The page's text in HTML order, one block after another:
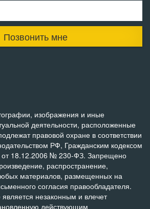
Позвонить мне
изображения и иные
деятельности, расположенные
правовой охране в соответствии
РФ, Гражданским кодексом
от 18.12.2006 № 230-ФЗ. Запрещено
распространение,
материалов, размещенных на
согласия правообладателя.
незаконным и влечет
действующим